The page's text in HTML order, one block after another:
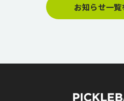
お知らせ一覧